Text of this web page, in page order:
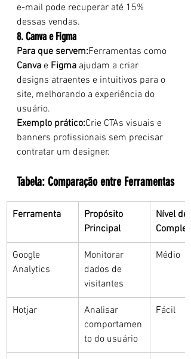
e-mail pode recuperar até 15%
dessas vendas.
8. Canva e Figma
Para que servem:Ferramentas como
Canva e Figma ajudam a criar
designs atraentes e intuitivos para o
site, melhorando a experiência do
usuário.
Exemplo prático:Crie CTAs visuais e
banners profissionais sem precisar
contratar um designer.
Tabela: Comparação entre Ferramentas
Ferramenta
Propósito
Principal
Nível de
Google
Analytics
Monitorar
dados de
visitantes
Médio
Hotjar
Analisar
comportamen
to do usuário
Fácil